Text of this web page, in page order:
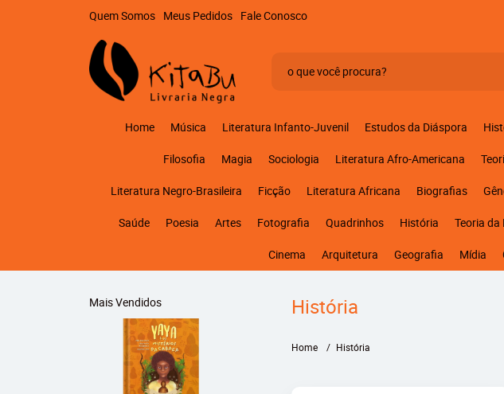
Quem Somos Meus Pedidos Fale Conosco
Home Música Literatura Infanto-Juvenil Estudos da Diáspora
Filosofia Magia Sociologia Literatura Afro-Americana
Literatura Negro-Brasileira Ficção Literatura Africana Biografias
Saúde Poesia Artes Fotografia Quadrinhos História Teoria
Cinema Arquitetura Geografia Mídia
Mais Vendidos História
Home História